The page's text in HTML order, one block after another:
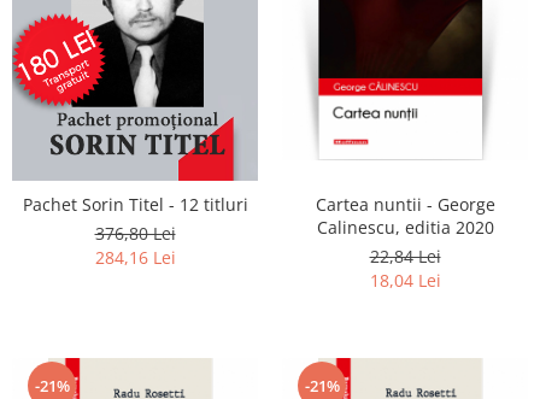
Pachet Sorin Titel - 12 titluri
376,80 Lei
284,16 Lei
Cartea nuntii - George
Calinescu, editia 2020
22,84 Lei
18,04 Lei
-21% -21%